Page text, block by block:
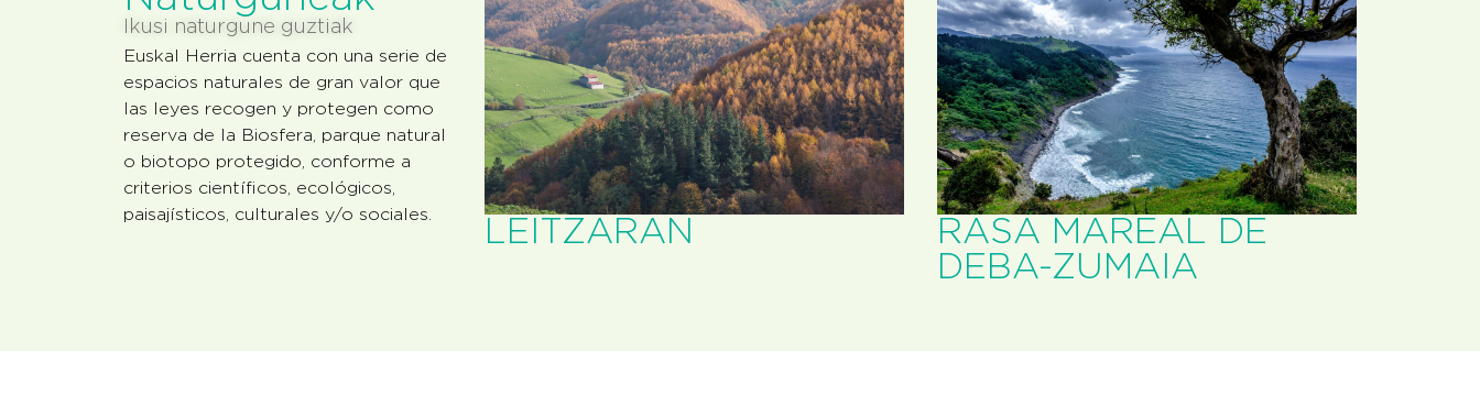
Ikusi naturgune guztiak
Euskal Herria cuenta con una serie de
espacios naturales de gran valor que
las leyes recogen y protegen como
reserva de la Biosfera, parque natural
o biotopo protegido, conforme a
criterios científicos, ecológicos,
paisajísticos, culturales y/o sociales.
LEITZARAN
RASA MAREAL DE
DEBA-ZUMAIA